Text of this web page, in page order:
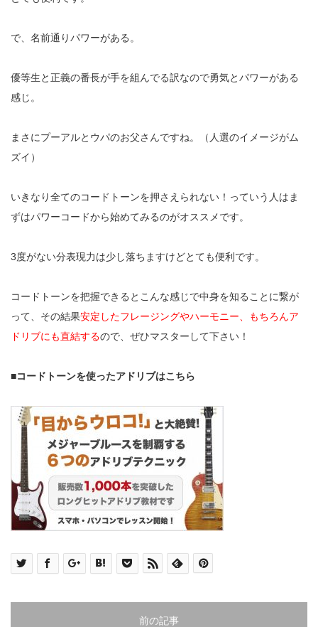
で、名前通りパワーがある。
優等生と正義の番長が手を組んでる訳なので勇気とパワーがある
感じ。
まさにプーアルとウパのお父さんですね。（人選のイメージがム
ズイ）
いきなり全てのコードトーンを押さえられない！っていう人はま
ずはパワーコードから始めてみるのがオススメです。
3度がない分表現力は少し落ちますけどとても便利です。
コードトーンを把握できるとこんな感じで中身を知ることに繋が
って、その結果安定したフレージングやハーモニー、もちろんア
ドリブにも直結するので、ぜひマスターして下さい！
■コードトーンを使ったアドリブはこちら
前の記事